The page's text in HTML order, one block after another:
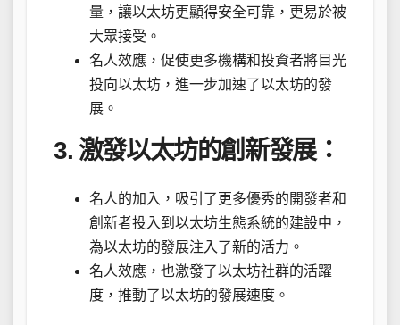
量，讓以太坊更顯得安全可靠，更易於被
大眾接受。
名人效應，促使更多機構和投資者將目光
投向以太坊，進一步加速了以太坊的發
展。
3. 激發以太坊的創新發展：
名人的加入，吸引了更多優秀的開發者和
創新者投入到以太坊生態系統的建設中，
為以太坊的發展注入了新的活力。
名人效應，也激發了以太坊社群的活躍
度，推動了以太坊的發展速度。